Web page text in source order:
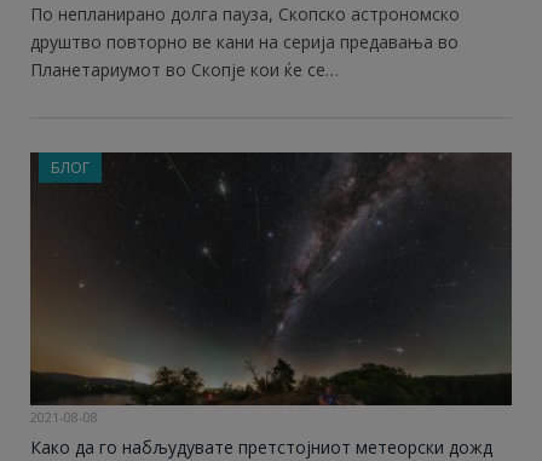
По непланирано долга пауза, Скопско астрономско
друштво повторно ве кани на серија предавања во
Планетариумот во Скопје кои ќе се…
БЛОГ
2021-08-08
Како да го набљудувате претстојниот метеорски дожд